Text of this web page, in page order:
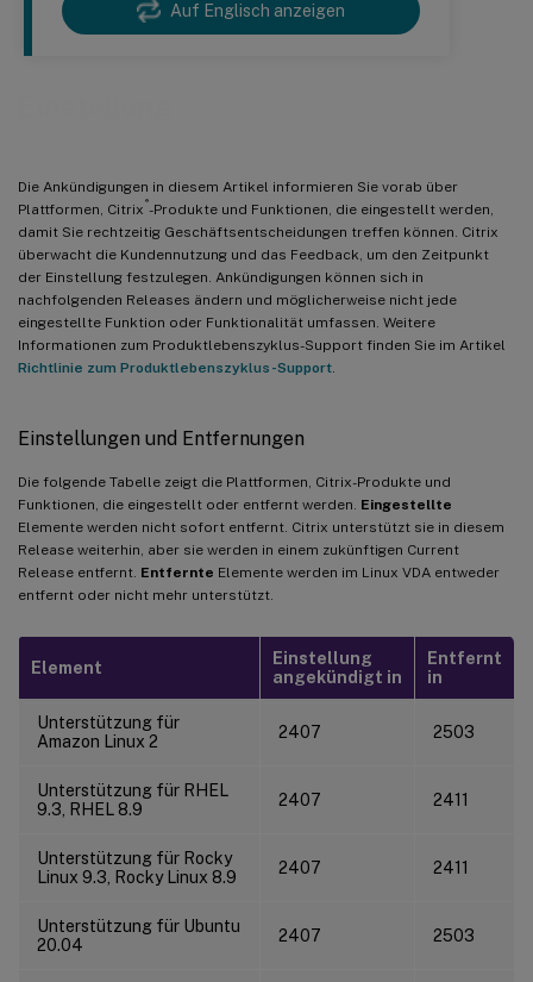
Auf Englisch anzeigen
Die Ankündigungen in diesem Artikel informieren Sie vorab über
Plattformen, Citrix ®-Produkte und Funktionen, die eingestellt werden,
damit Sie rechtzeitig Geschäftsentscheidungen treffen können. Citrix
überwacht die Kundennutzung und das Feedback, um den Zeitpunkt
der Einstellung festzulegen. Ankündigungen können sich in
nachfolgenden Releases ändern und möglicherweise nicht jede
eingestellte Funktion oder Funktionalität umfassen. Weitere
Informationen zum Produktlebenszyklus-Support finden Sie im Artikel
Richtlinie zum Produktlebenszyklus-Support
Einstellungen und Entfernungen
Die folgende Tabelle zeigt die Plattformen, Citrix-Produkte und
Funktionen, die eingestellt oder entfernt werden. Eingestellte
Elemente werden nicht sofort entfernt. Citrix unterstützt sie in diesem
Release weiterhin, aber sie werden in einem zukünftigen Current
Release entfernt. Entfernte Elemente werden im Linux VDA entweder
entfernt oder nicht mehr unterstützt.
Element
Einstellung
angekündigt in
Entfernt
in
Unterstützung für
Amazon Linux 2
2407 2503
Unterstützung für RHEL
9.3, RHEL 8.9
2407 2411
Unterstützung für Rocky
Linux 9.3, Rocky Linux 8.9
2407 2411
Unterstützung für Ubuntu
20.04
2407 2503